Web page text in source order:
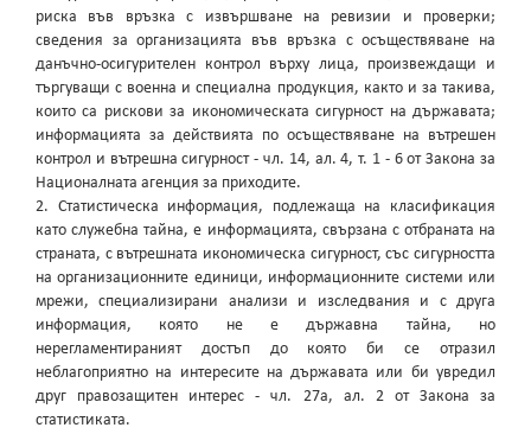
риска във връзка с извършване на ревизии и проверки;
сведения за организацията във връзка с осъществяване на
данъчно-осигурителен контрол върху лица, произвеждащи и
търгуващи с военна и специална продукция, както и за такива,
които са рискови за икономическата сигурност на държавата;
информацията за действията по осъществяване на вътрешен
контрол и вътрешна сигурност - чл. 14, ал. 4, т. 1 - 6 от Закона за
Националната агенция за приходите.
2. Статистическа информация, подлежаща на класификация
като служебна тайна, е информацията, свързана с отбраната на
страната, с вътрешната икономическа сигурност, със сигурността
на организационните единици, информационните системи или
мрежи, специализирани анализи и изследвания и с друга
информация, която не е държавна тайна, но
нерегламентираният достъп до която би се отразил
неблагоприятно на интересите на държавата или би увредил
друг правозащитен интерес - чл. 27а, ал. 2 от Закона за
статистиката.